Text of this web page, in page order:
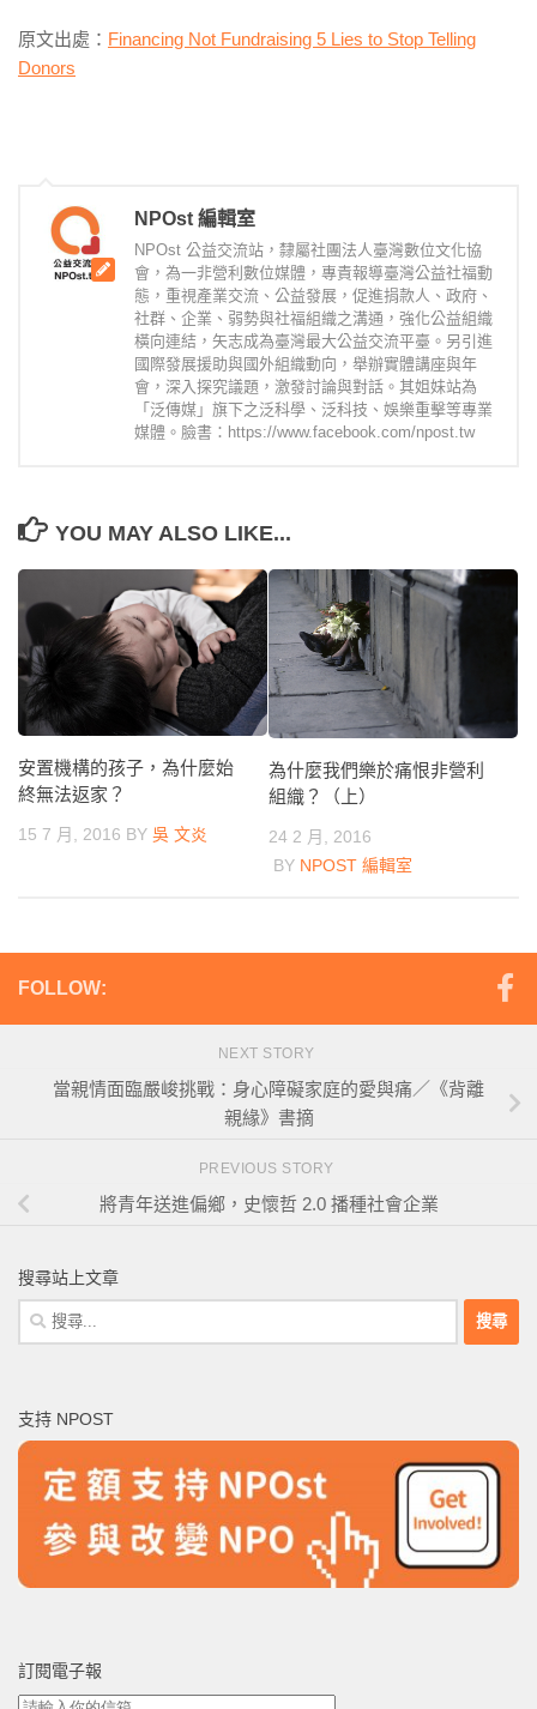
原文出處： Financing Not Fundraising 5 Lies to Stop Telling
Donors
NPOst 編輯室
NPOst 公益交流站，隸屬社團法人臺灣數位文化協
會，為一非營利數位媒體，專責報導臺灣公益社福動
態，重視產業交流、公益發展，促進捐款人、政府、
社群、企業、弱勢與社福組織之溝通，強化公益組織
橫向連結，矢志成為臺灣最大公益交流平臺。另引進
國際發展援助與國外組織動向，舉辦實體講座與年
會，深入探究議題，激發討論與對話。其姐妹站為
「泛傳媒」旗下之泛科學、泛科技、娛樂重擊等專業
媒體。臉書：https://www.facebook.com/npost.tw
YOU MAY ALSO LIKE...
安置機構的孩子，為什麼始
終無法返家？
15 7 月, 2016 BY 吳 文炎
為什麼我們樂於痛恨非營利
組織？（上）
24 2 月, 2016
BY NPOST 編輯室
FOLLOW:
NEXT STORY
當親情面臨嚴峻挑戰：身心障礙家庭的愛與痛／《背離
親緣》書摘
PREVIOUS STORY
將青年送進偏鄉，史懷哲 2.0 播種社會企業
搜尋站上文章
搜
尋
字:
支持 NPOST
訂閱電子報